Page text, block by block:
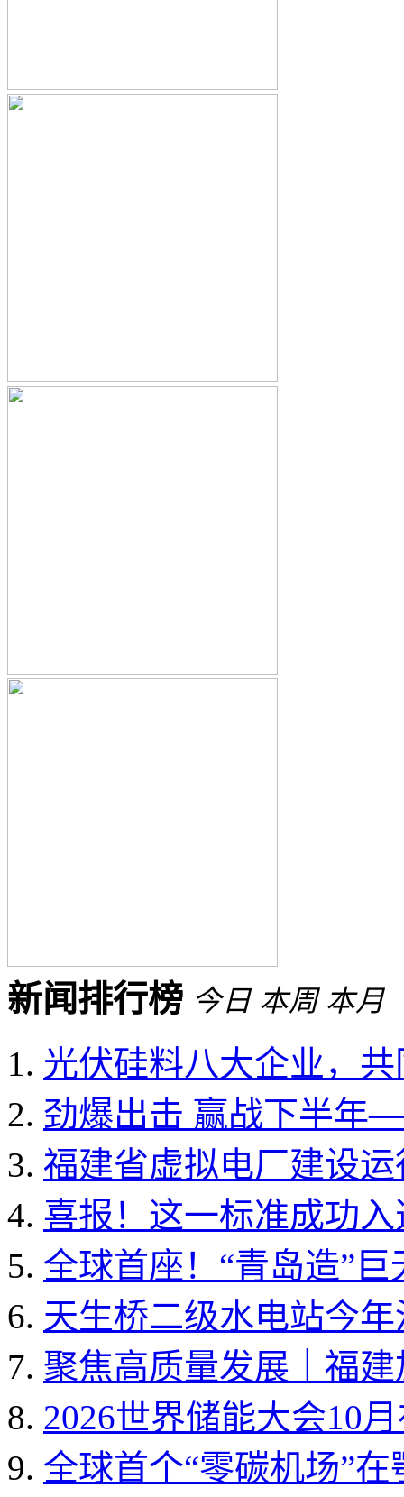
新闻排行榜 今日 本周 本月
光伏硅料八大企业，
劲爆出击 赢战下半年
福建省虚拟电厂建设
喜报！这一标准成功
全球首座！“青岛造”
天生桥二级水电站今
聚焦高质量发展｜福
2026世界储能大会10
全球首个“零碳机场”